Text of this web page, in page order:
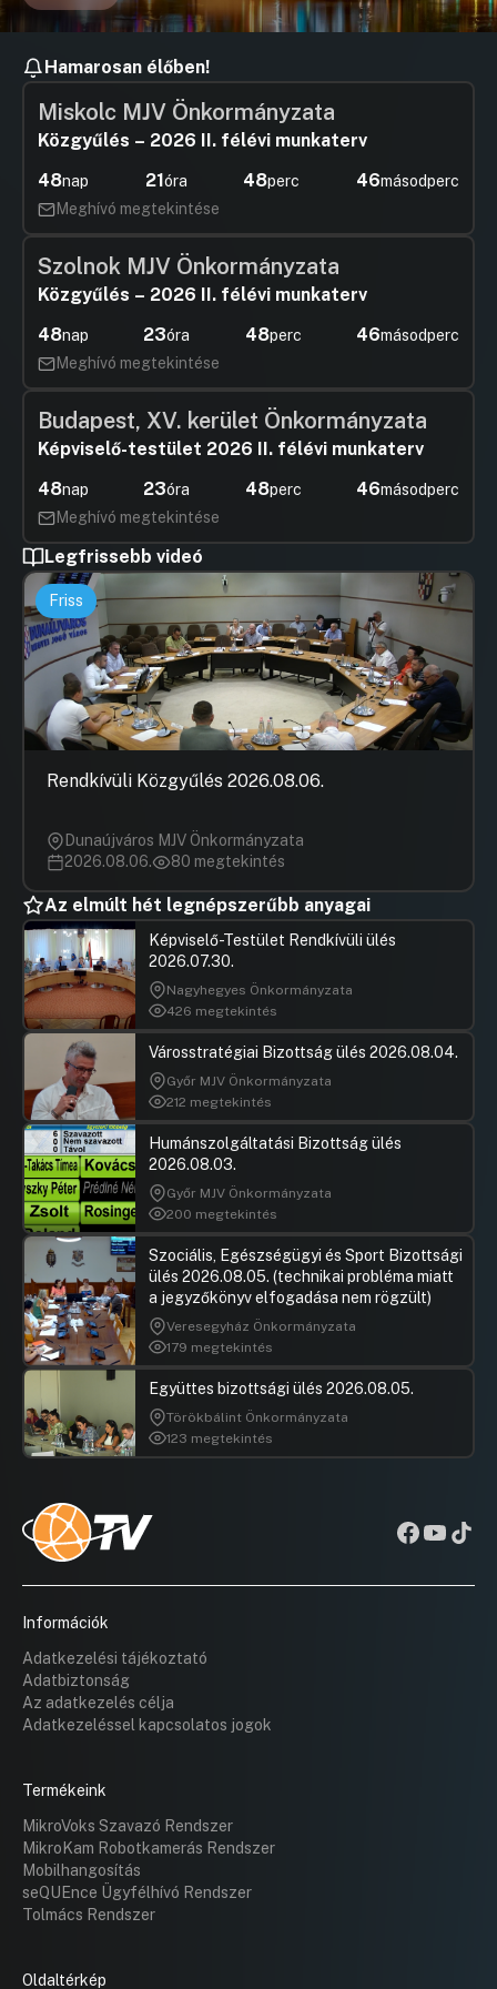
Hozzászólások
intézményeinek közbeszerzési
Hozzászólások Ugrás a napirendi pontra
12. Javaslat a 2026 évi közbeszerzési
HozzászólásokUgrás a napirendi pontra
Hamarosan élőben!
Miskolc MJV Önkormányzata
Közgyűlés – 2026 II. félévi munkaterv
48nap 21óra 48perc 45másodperc
Meghívó megtekintése
Szolnok MJV Önkormányzata
Közgyűlés – 2026 II. félévi munkaterv
48nap 23óra 48perc 45másodperc
Meghívó megtekintése
Budapest, XV. kerület Önkormányzata
Képviselő-testület 2026 II. félévi munkaterv
48nap 23óra 48perc 45másodperc
Meghívó megtekintése
Legfrissebb videó
Friss
Rendkívüli Közgyűlés 2026.08.06.
Dunaújváros MJV Önkormányzata
2026.08.06.
80 megtekintés
Az elmúlt hét legnépszerűbb anyagai
Képviselő-Testület Rendkívüli ülés
2026.07.30.
Nagyhegyes Önkormányzata
426 megtekintés
Városstratégiai Bizottság ülés 2026.08.04.
Győr MJV Önkormányzata
212 megtekintés
Humánszolgáltatási Bizottság ülés
2026.08.03.
Győr MJV Önkormányzata
200 megtekintés
Szociális, Egészségügyi és Sport Bizottsági
ülés 2026.08.05. (technikai probléma miatt
a jegyzőkönyv elfogadása nem rögzült)
Veresegyház Önkormányzata
179 megtekintés
Együttes bizottsági ülés 2026.08.05.
Törökbálint Önkormányzata
123 megtekintés
Információk
Adatkezelési tájékoztató
Adatbiztonság
Az adatkezelés célja
Adatkezeléssel kapcsolatos jogok
Termékeink
MikroVoks Szavazó Rendszer
MikroKam Robotkamerás Rendszer
Mobilhangosítás
seQUEnce Ügyfélhívó Rendszer
Tolmács Rendszer
Oldaltérkép